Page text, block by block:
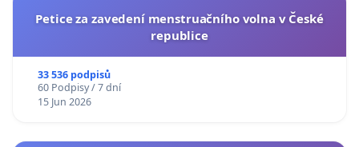
Petice za zavedení menstruačního volna v České
republice
33 536 podpisů
60 Podpisy / 7 dní
15 Jun 2026